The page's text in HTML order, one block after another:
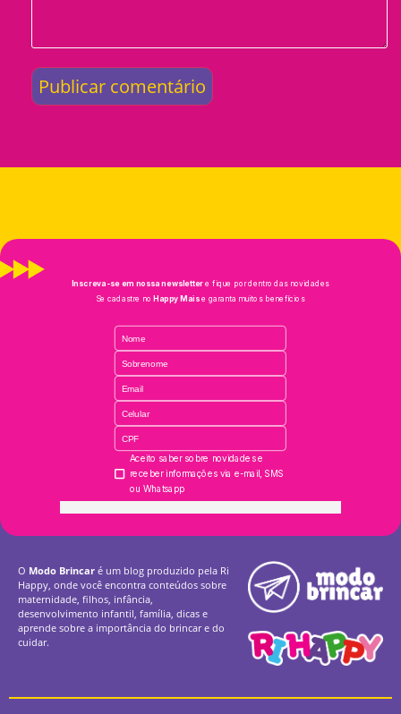
O Modo Brincar é um blog produzido pela Ri
Happy, onde você encontra conteúdos sobre
maternidade, filhos, infância,
desenvolvimento infantil, família, dicas e
aprende sobre a importância do brincar e do
cuidar.